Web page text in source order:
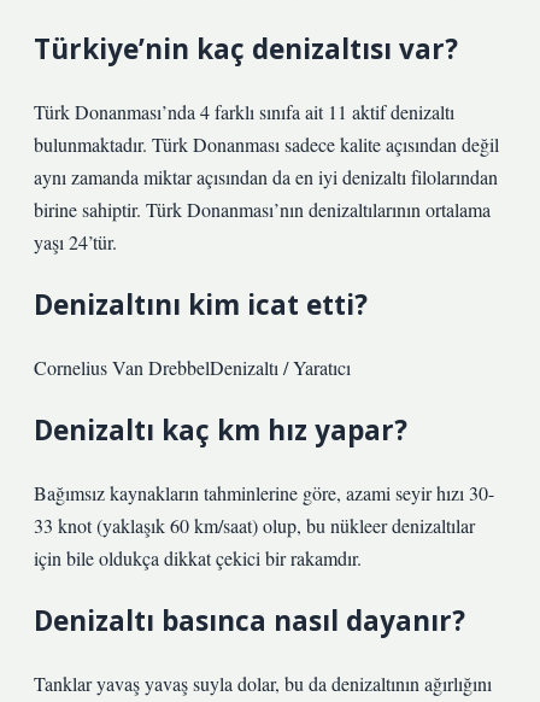
Türkiye’nin kaç denizaltısı var?
Türk Donanması’nda 4 farklı sınıfa ait 11 aktif denizaltı
bulunmaktadır. Türk Donanması sadece kalite açısından değil
aynı zamanda miktar açısından da en iyi denizaltı filolarından
birine sahiptir. Türk Donanması’nın denizaltılarının ortalama
yaşı 24’tür.
Denizaltını kim icat etti?
Cornelius Van DrebbelDenizaltı / Yaratıcı
Denizaltı kaç km hız yapar?
Bağımsız kaynakların tahminlerine göre, azami seyir hızı 30-
33 knot (yaklaşık 60 km/saat) olup, bu nükleer denizaltılar
için bile oldukça dikkat çekici bir rakamdır.
Denizaltı basınca nasıl dayanır?
Tanklar yavaş yavaş suyla dolar, bu da denizaltının ağırlığını